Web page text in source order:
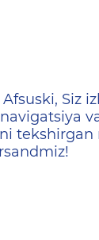
Siz
tekshirgan